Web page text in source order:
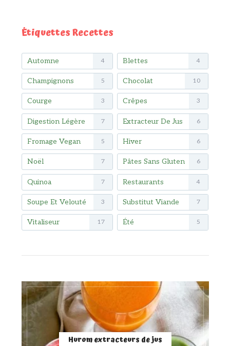
Étiquettes Recettes
Automne 4 Blettes 4
Champignons 5 Chocolat 10
Courge 3 Crêpes 3
Digestion Légère 7 Extracteur De Jus 6
Fromage Vegan 5 Hiver 6
Noël 7 Pâtes Sans Gluten 6
Quinoa 7 Restaurants 4
Soupe Et Velouté 3 Substitut Viande 7
Vitaliseur 17 Été 5
Hurom extracteurs de jus